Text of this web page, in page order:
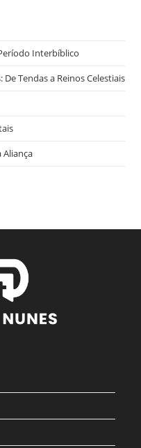
Interbíblico
Tendas a Reinos Celestiais
Aliança